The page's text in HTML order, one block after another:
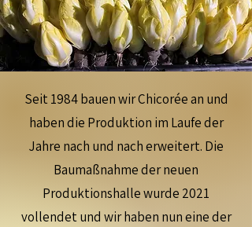
Seit 1984 bauen wir Chicorée an und
haben die Produktion im Laufe der
Jahre nach und nach erweitert. Die
Baumaßnahme derneuen
Produktionshalle wurde 2021
vollendet und wir haben nun eine der